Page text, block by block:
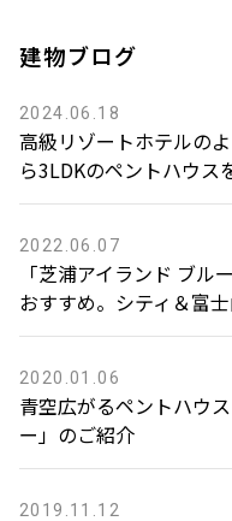
建物ブログ
2024.06.18
高級リゾートホテルの
ら3LDKのペントハウス
2022.06.07
「芝浦アイランド ブル
おすすめ。シティ＆富
2020.01.06
青空広がるペントハウ
ー」のご紹介
2019.11.12